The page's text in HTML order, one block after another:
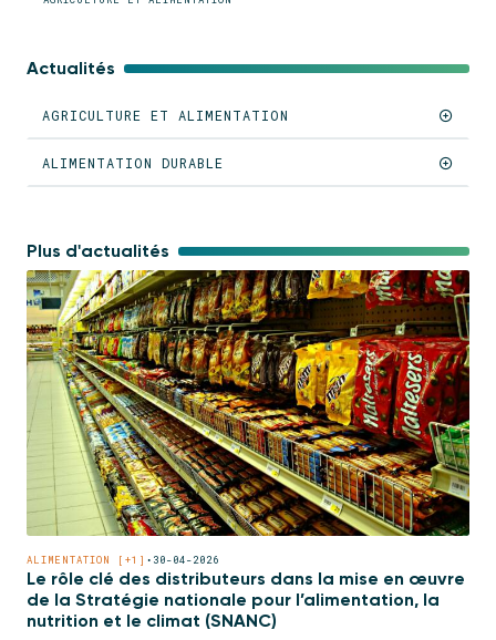
Actualités
AGRICULTURE ET ALIMENTATION
ALIMENTATION DURABLE
Plus d'actualités
ALIMENTATION [+1] • 30-04-2026
Le rôle clé des distributeurs dans la mise en œuvre
de la Stratégie nationale pour l’alimentation, la
nutrition et le climat (SNANC)